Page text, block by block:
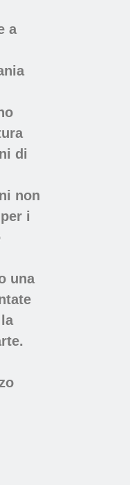
a
di
non
i
una